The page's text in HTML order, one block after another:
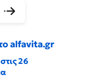
alfavita.gr
26